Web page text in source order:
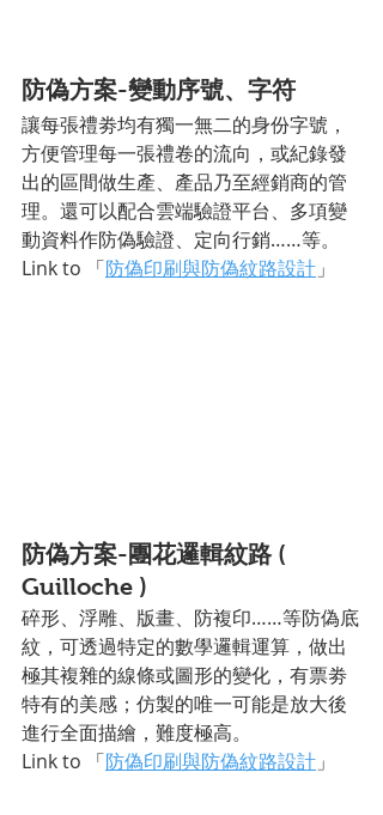
防偽方案-變動序號、字符
讓每張禮劵均有獨一無二的身份字號，
方便管理每一張禮卷的流向，或紀錄發
出的區間做生產、產品乃至經銷商的管
理。還可以配合雲端驗證平台、多項變
動資料作防偽驗證、定向行銷……等。
Link to 「防偽印刷與防偽紋路設計 」
防偽方案-團花邏輯紋路 (
Guilloche )
碎形、浮雕、版畫、防複印……等防偽底
紋，可透過特定的數學邏輯運算，做出
極其複雜的線條或圖形的變化，有票劵
特有的美感；仿製的唯一可能是放大後
進行全面描繪，難度極高。
Link to 「防偽印刷與防偽紋路設計 」